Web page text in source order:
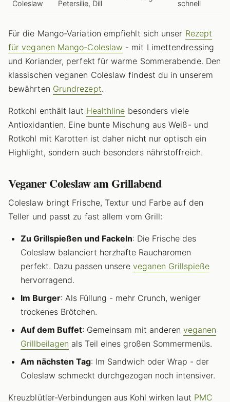
Coleslaw
Petersilie, Dill
schnell
Für die Mango-Variation empfiehlt sich unser Rezept
für veganen Mango-Coleslaw - mit Limettendressing
und Koriander, perfekt für warme Sommerabende. Den
klassischen veganen Coleslaw findest du in unserem
bewährten Grundrezept.
Rotkohl enthält laut Healthline besonders viele
Antioxidantien. Eine bunte Mischung aus Weiß- und
Rotkohl mit Karotten ist daher nicht nur optisch ein
Highlight, sondern auch besonders nährstoffreich.
Veganer Coleslaw am Grillabend
Coleslaw bringt Frische, Textur und Farbe auf den
Teller und passt zu fast allem vom Grill:
Zu Grillspießen und Fackeln: Die Frische des
Coleslaw balanciert herzhafte Raucharomen
perfekt. Dazu passen unsere veganen Grillspieße
hervorragend.
Im Burger: Als Füllung - mehr Crunch, weniger
trockenes Brötchen.
Auf dem Buffet: Gemeinsam mit anderen veganen
Grillbeilagen als Teil eines großen Sommermenüs.
Am nächsten Tag: Im Sandwich oder Wrap - der
Coleslaw schmeckt durchgezogen noch intensiver.
Kreuzblütler-Verbindungen aus Kohl wirken laut PMC